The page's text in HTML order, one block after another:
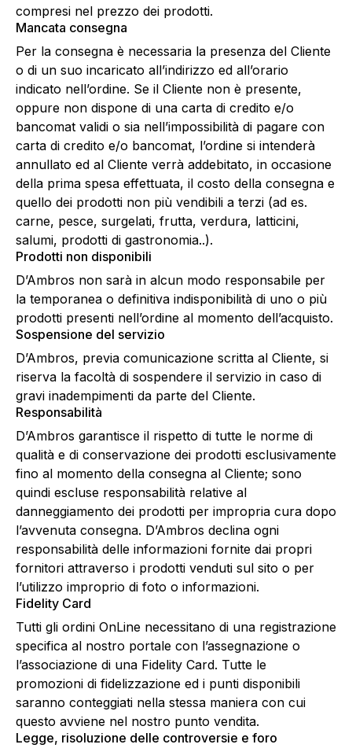
compresi nel prezzo dei prodotti.
Mancata consegna
Per la consegna è necessaria la presenza del Cliente
o di un suo incaricato all’indirizzo ed all’orario
indicato nell’ordine. Se il Cliente non è presente,
oppure non dispone di una carta di credito e/o
bancomat validi o sia nell’impossibilità di pagare con
carta di credito e/o bancomat, l’ordine si intenderà
annullato ed al Cliente verrà addebitato, in occasione
della prima spesa effettuata, il costo della consegna e
quello dei prodotti non più vendibili a terzi (ad es.
carne, pesce, surgelati, frutta, verdura, latticini,
salumi, prodotti di gastronomia..).
Prodotti non disponibili
D’Ambros non sarà in alcun modo responsabile per
la temporanea o definitiva indisponibilità di uno o più
prodotti presenti nell’ordine al momento dell’acquisto.
Sospensione del servizio
D’Ambros, previa comunicazione scritta al Cliente, si
riserva la facoltà di sospendere il servizio in caso di
gravi inadempimenti da parte del Cliente.
Responsabilità
D’Ambros garantisce il rispetto di tutte le norme di
qualità e di conservazione dei prodotti esclusivamente
fino al momento della consegna al Cliente; sono
quindi escluse responsabilità relative al
danneggiamento dei prodotti per impropria cura dopo
l’avvenuta consegna. D’Ambros declina ogni
responsabilità delle informazioni fornite dai propri
fornitori attraverso i prodotti venduti sul sito o per
l’utilizzo improprio di foto o informazioni.
Fidelity Card
Tutti gli ordini OnLine necessitano di una registrazione
specifica al nostro portale con l’assegnazione o
l’associazione di una Fidelity Card. Tutte le
promozioni di fidelizzazione ed i punti disponibili
saranno conteggiati nella stessa maniera con cui
questo avviene nel nostro punto vendita.
Legge, risoluzione delle controversie e foro